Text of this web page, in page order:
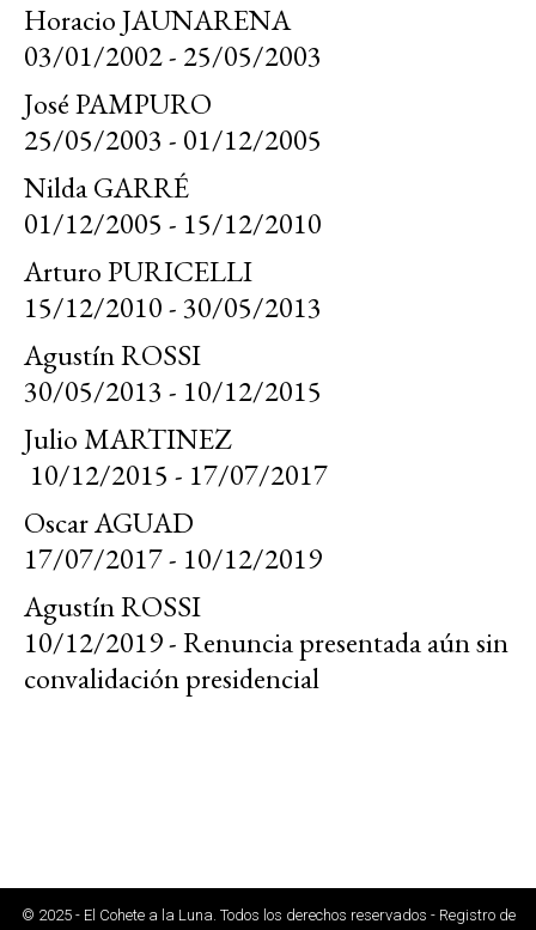
Horacio JAUNARENA
03/01/2002 - 25/05/2003
José PAMPURO
25/05/2003 - 01/12/2005
Nilda GARRÉ
01/12/2005 - 15/12/2010
Arturo PURICELLI
15/12/2010 - 30/05/2013
Agustín ROSSI
30/05/2013 - 10/12/2015
Julio MARTINEZ
10/12/2015 - 17/07/2017
Oscar AGUAD
17/07/2017 - 10/12/2019
Agustín ROSSI
10/12/2019 - Renuncia presentada aún sin
convalidación presidencial
© 2025 - El Cohete a la Luna. Todos los derechos reservados - Registro de